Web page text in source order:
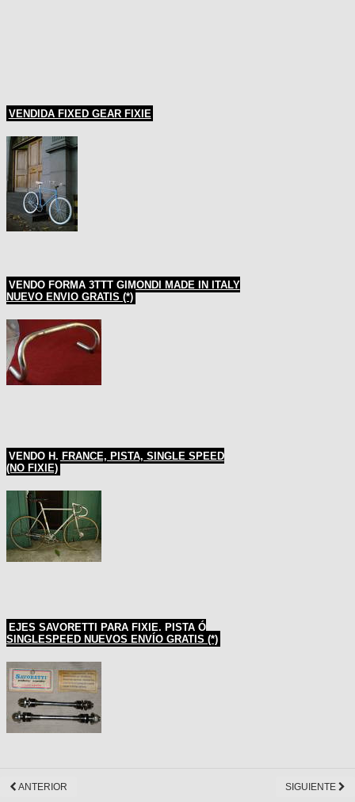
VENDIDA FIXED GEAR FIXIE
VENDO FORMA 3TTT GIMONDI MADE IN ITALY
NUEVO ENVIO GRATIS (*)
VENDO H. FRANCE, PISTA, SINGLE SPEED
(NO FIXIE)
EJES SAVORETTI PARA FIXIE, PISTA Ó
SINGLESPEED NUEVOS ENVÍO GRATIS (*)
ANTERIOR SIGUIENTE